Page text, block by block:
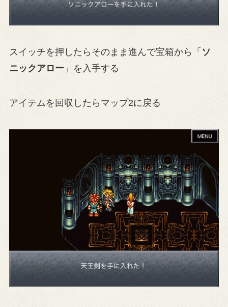
スイッチを押したらそのまま進んで宝箱から「 ソ
ニックアロー」を入手する
アイテムを回収したらマップ2に戻る